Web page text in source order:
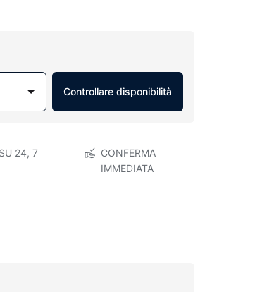
Controllare disponibilità
24, 7
CONFERMA
IMMEDIATA